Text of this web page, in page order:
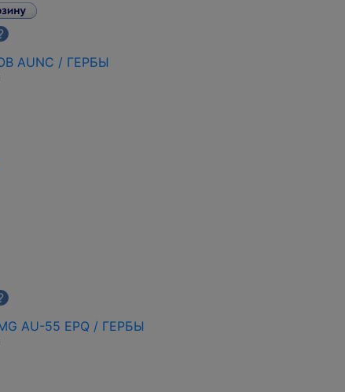
AUNC / ГЕРБЫ
AU-55 EPQ / ГЕРБЫ